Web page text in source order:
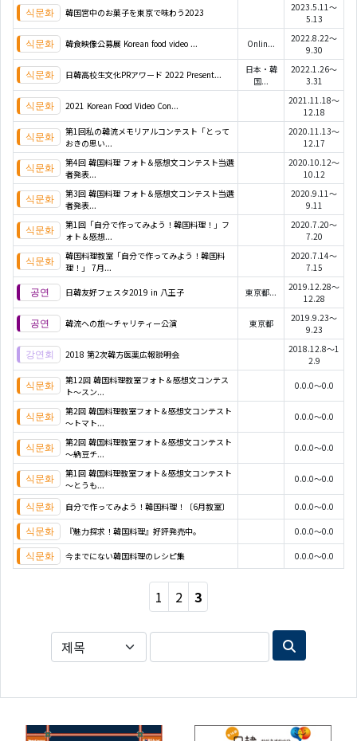
韓国宮中のお菓子を東京で味わう2023
2023.5.11～
5.13
韓食映像公募展 Korean food video ... Onlin...
2022.8.22～
9.30
日韓高校生文化PRアワード 2022 Present...
日本・韓
国...
2022.1.26～
3.31
2021 Korean Food Video Con...
2021.11.18～
12.18
第1回私の韓流メモリアルコンテスト「とって
おきの思い...
2020.11.13～
12.17
第4回 韓国料理 フォト＆感想文コンテスト当選
者発表...
2020.10.12～
10.12
第3回 韓国料理 フォト＆感想文コンテスト当選
者発表...
2020.9.11～
9.11
第1回「自分で作ってみよう！韓国料理！」フ
ォト＆感想...
2020.7.20～
7.20
韓国料理教室「自分で作ってみよう！韓国料
理！」 7月...
2020.7.14～
7.15
日韓友好フェスタ2019 in 八王子 東京都...
2019.12.28～
12.28
韓流への旅～チャリティー公演 東京都
2019.9.23～
9.23
2018 第2次韓方医薬広報説明会
2018.12.8～1
2.9
第12回 韓国料理教室フォト＆感想文コンテス
ト～スン...
0.0.0～0.0
第2回 韓国料理教室フォト＆感想文コンテスト
～トマト...
0.0.0～0.0
第2回 韓国料理教室フォト＆感想文コンテスト
～納豆チ...
0.0.0～0.0
第1回 韓国料理教室フォト＆感想文コンテスト
～とうも...
0.0.0～0.0
自分で作ってみよう！韓国料理！〔6月教室〕 0.0.0～0.0
『魅力探求！韓国料理』好評発売中。 0.0.0～0.0
今までにない韓国料理のレシピ集 0.0.0～0.0
1 2 3